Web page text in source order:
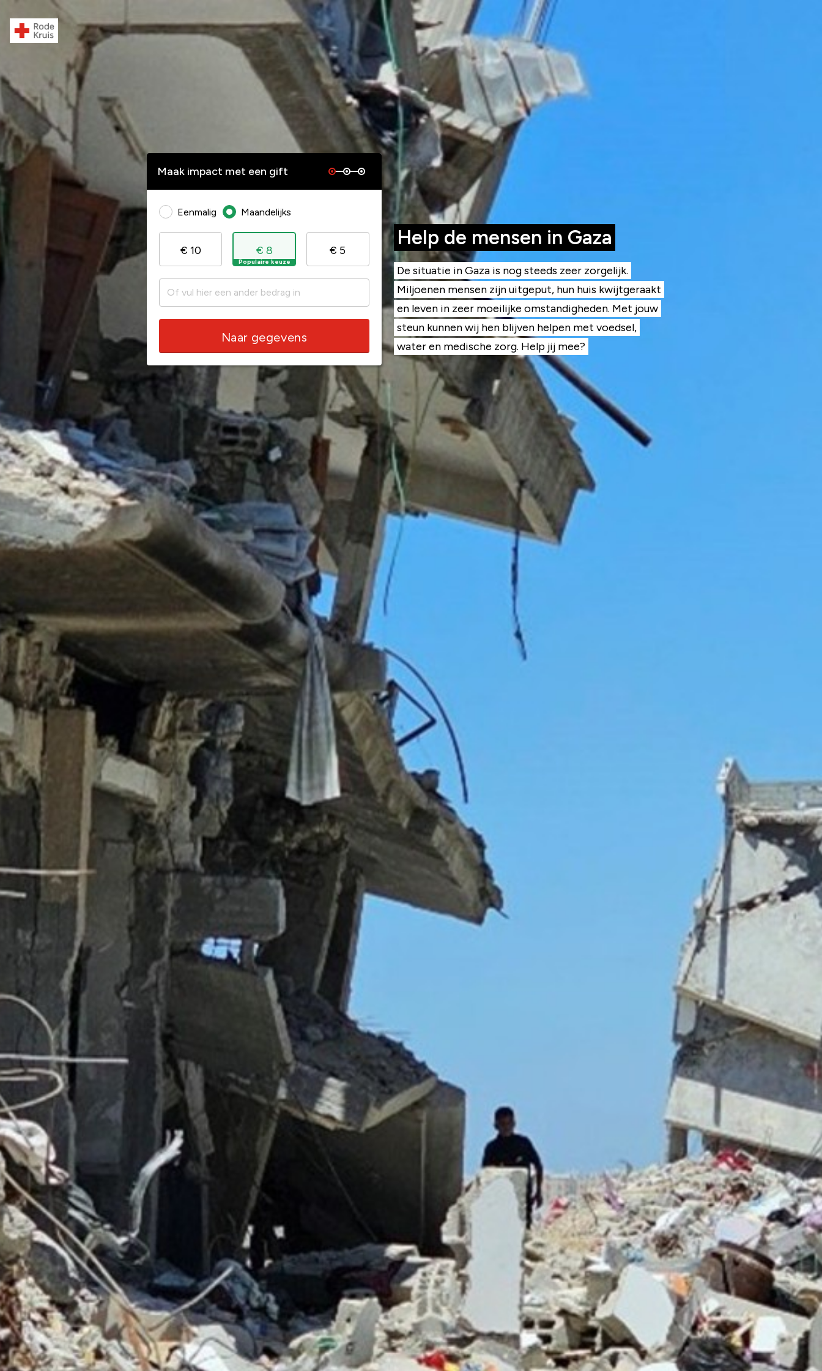
Maak impact met een gift
Eenmalig Maandelijks
€ 10 € 8
Populaire keuze
€ 5
Naar gegevens
Help de mensen in Gaza
De situatie in Gaza is nog steeds zeer zorgelijk.
Miljoenen mensen zijn uitgeput, hun huis kwijtgeraakt
en leven in zeer moeilijke omstandigheden. Met jouw
steun kunnen wij hen blijven helpen met voedsel,
water en medische zorg. Help jij mee?